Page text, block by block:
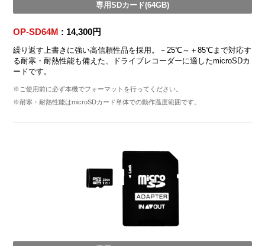
専用SDカード(64GB)
OP-SD64M : 14,300円
繰り返す上書きに強い高信頼性品を採用。－25℃～＋85℃まで対応す
る耐寒・耐熱性能も備えた、ドライブレコーダーに適したmicroSDカ
ードです。
※ご使用前に必ず本機でフォーマットを行ってください。
※耐寒・耐熱性能はmicroSDカード単体での動作温度範囲です。